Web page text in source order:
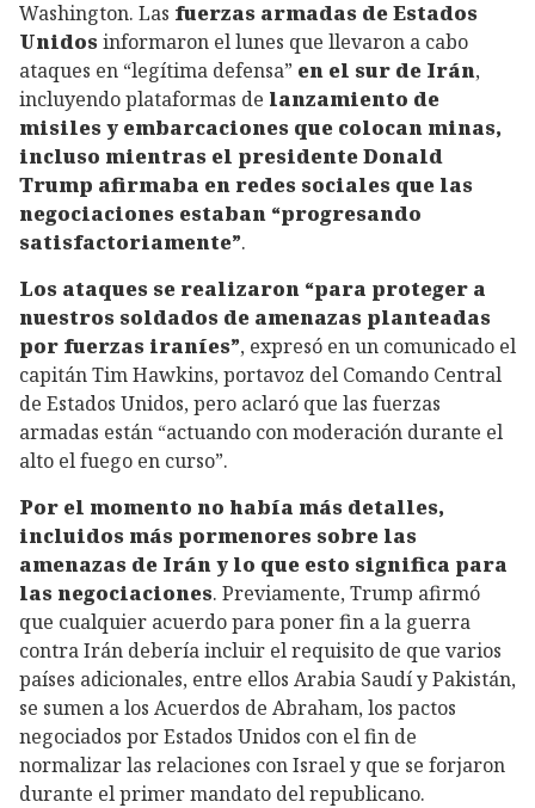
Washington. Las fuerzas armadas de Estados
Unidos informaron el lunes que llevaron a cabo
ataques en “legítima defensa” en el sur de Irán,
incluyendo plataformas de lanzamiento de
misiles y embarcaciones que colocan minas,
incluso mientras el presidente Donald
Trump afirmaba en redes sociales que las
negociaciones estaban “progresando
satisfactoriamente”.
Los ataques se realizaron “para proteger a
nuestros soldados de amenazas planteadas
por fuerzas iraníes”, expresó en un comunicado el
capitán Tim Hawkins, portavoz del Comando Central
de Estados Unidos, pero aclaró que las fuerzas
armadas están “actuando con moderación durante el
alto el fuego en curso”.
Por el momento no había más detalles,
incluidos más pormenores sobre las
amenazas de Irán y lo que esto significa para
las negociaciones. Previamente, Trump afirmó
que cualquier acuerdo para poner fin a la guerra
contra Irán debería incluir el requisito de que varios
países adicionales, entre ellos Arabia Saudí y Pakistán,
se sumen a los Acuerdos de Abraham, los pactos
negociados por Estados Unidos con el fin de
normalizar las relaciones con Israel y que se forjaron
durante el primer mandato del republicano.